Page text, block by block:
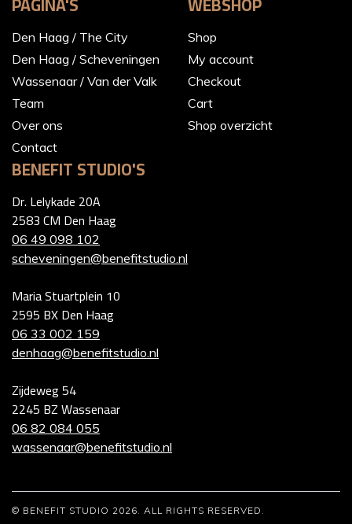
Den Haag / The City
Den Haag / Scheveningen
Wassenaar / Van der Valk
Team
Over ons
Contact
Shop
My account
Checkout
Cart
Shop overzicht
BENEFIT STUDIO'S
Dr. Lelykade 20A
2583 CM Den Haag
06 49 098 102
scheveningen@benefitstudio.nl
Maria Stuartplein 10
2595 BX Den Haag
06 33 002 159
denhaag@benefitstudio.nl
Zijdeweg 54
2245 BZ Wassenaar
06 82 084 055
wassenaar@benefitstudio.nl
© BENEFIT STUDIO 2026. ALL RIGHTS RESERVED.